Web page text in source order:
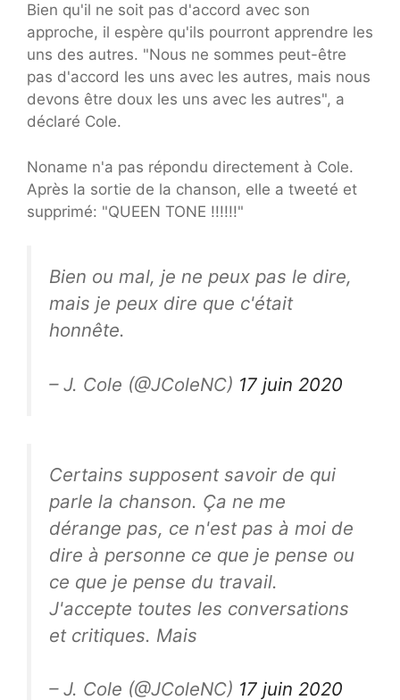
Bien qu'il ne soit pas d'accord avec son
approche, il espère qu'ils pourront apprendre les
uns des autres. "Nous ne sommes peut-être
pas d'accord les uns avec les autres, mais nous
devons être doux les uns avec les autres", a
déclaré Cole.
Noname n'a pas répondu directement à Cole.
Après la sortie de la chanson, elle a tweeté et
supprimé: "QUEEN TONE !!!!!!"
Bien ou mal, je ne peux pas le dire,
mais je peux dire que c'était
honnête.
– J. Cole (@JColeNC) 17 juin 2020
Certains supposent savoir de qui
parle la chanson. Ça ne me
dérange pas, ce n'est pas à moi de
dire à personne ce que je pense ou
ce que je pense du travail.
J'accepte toutes les conversations
et critiques. Mais
– J. Cole (@JColeNC) 17 juin 2020